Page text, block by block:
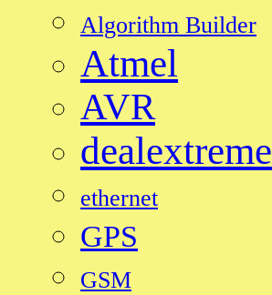
Algorithm Builder
Atmel
AVR
dealextreme
ethernet
GPS
GSM